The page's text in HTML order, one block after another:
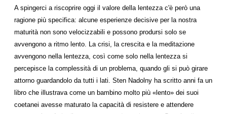
A spingerci a riscoprire oggi il valore della lentezza c'è però una
ragione più specifica: alcune esperienze decisive per la nostra
maturità non sono velocizzabili e possono prodursi solo se
avvengono a ritmo lento. La crisi, la cre­scita e la meditazione
avvengono nella lentezza, così come solo nella lentezza si
percepisce la complessità di un pro­blema, quando gli si può girare
attorno guardandolo da tutti i lati. Sten Nadolny ha scritto anni fa un
libro che il­lustrava come un bambino molto più «lento» dei suoi
coetanei avesse maturato la capacità di resistere e attende­re